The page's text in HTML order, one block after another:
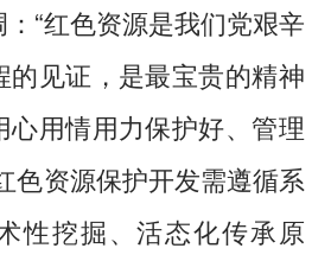
“红色资源是我们党艰辛
的见证，是最宝贵的精神
心用情用力保护好、管理
色资源保护开发需遵循系
性挖掘、活态化传承原